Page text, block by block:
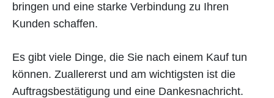
bringen und eine starke Verbindung zu Ihren
Kunden schaffen.
Es gibt viele Dinge, die Sie nach einem Kauf tun
können. Zuallererst und am wichtigsten ist die
Auftragsbestätigung und eine Dankesnachricht.